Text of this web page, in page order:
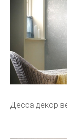
Десса декор